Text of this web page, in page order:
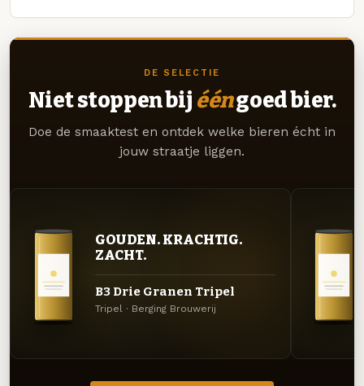
DE SELECTIE
Niet stoppen bij ééngoed bier.
Doe de smaaktest en ontdek welke bieren écht in
jouw straatje liggen.
GOUDEN. KRACHTIG.
ZACHT.
B3 Drie Granen Tripel
Tripel · Berging Brouwerij